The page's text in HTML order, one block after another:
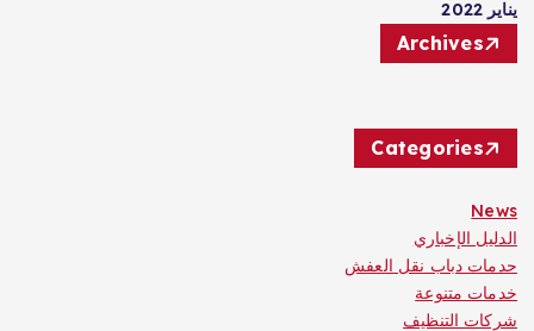
يناير 2022
Archives
Categories
News
الدليل الإخباري
حدمات دباب نقل العفش
خدمات متنوعة
شركات التنظيف